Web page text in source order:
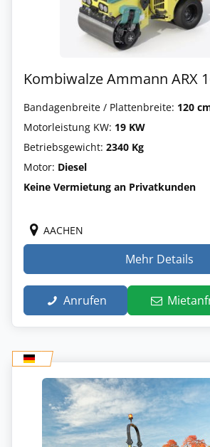
Kombiwalze Ammann ARX
Bandagenbreite / Plattenbreite: 120
Motorleistung KW: 19 KW
Betriebsgewicht: 2340 Kg
Motor: Diesel
Keine Vermietung an Privatkunden
AACHEN
Mehr Details
Anrufen